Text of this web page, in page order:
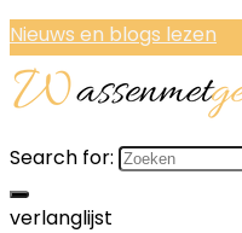
Nieuws en blogs lezen
Search for:
verlanglijst